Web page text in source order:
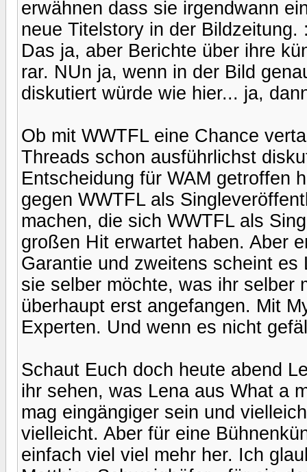
erwähnen dass sie irgendwann
neue Titelstory in der Bildzeitung.
Das ja, aber Berichte über ihre
rar. NUn ja, wenn in der Bild
diskutiert würde wie hier... ja,
Ob mit WWTFL eine Chance
Threads schon ausführlichst
Entscheidung für WAM getroffen
gegen WWTFL als
machen, die sich WWTFL als
großen Hit erwartet haben. Aber
Garantie und zweitens scheint
sie selber möchte, was ihr selber
überhaupt erst angefangen. Mit
Experten. Und wenn es nicht
Schaut Euch doch heute abend
ihr sehen, was Lena aus What a
mag eingängiger sein und
vielleicht. Aber für eine
einfach viel viel mehr her. Ich